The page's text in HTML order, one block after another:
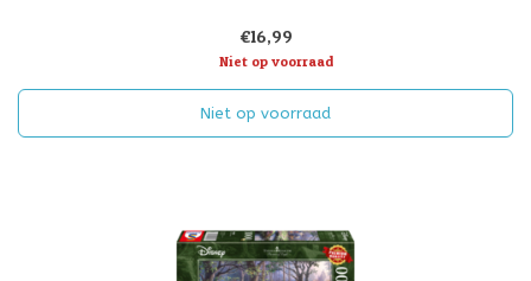
€16,99
Niet op voorraad
Niet op voorraad